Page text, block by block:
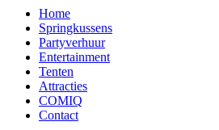
Home
Springkussens
Partyverhuur
Entertainment
Tenten
Attracties
COMIQ
Contact